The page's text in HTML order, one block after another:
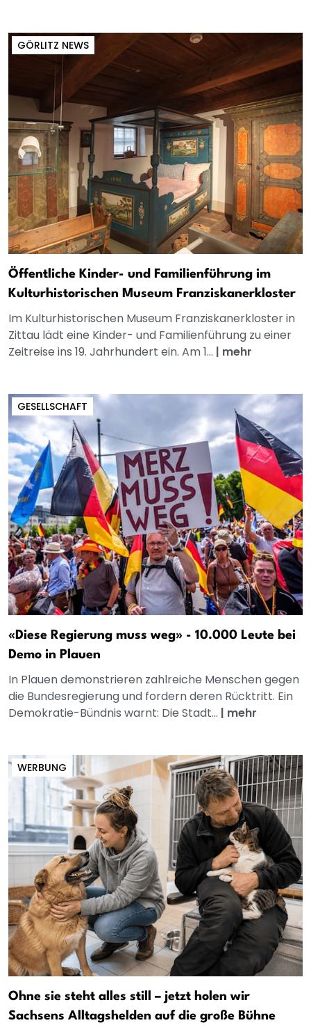
GÖRLITZ NEWS
Öffentliche Kinder- und Familienführung im
Kulturhistorischen Museum Franziskanerkloster
Im Kulturhistorischen Museum Franziskanerkloster in
Zittau lädt eine Kinder- und Familienführung zu einer
Zeitreise ins 19. Jahrhundert ein. Am 1... | mehr
GESELLSCHAFT
«Diese Regierung muss weg» - 10.000 Leute bei
Demo in Plauen
In Plauen demonstrieren zahlreiche Menschen gegen
die Bundesregierung und fordern deren Rücktritt. Ein
Demokratie-Bündnis warnt: Die Stadt... | mehr
WERBUNG
Ohne sie steht alles still – jetzt holen wir
Sachsens Alltagshelden auf die große Bühne